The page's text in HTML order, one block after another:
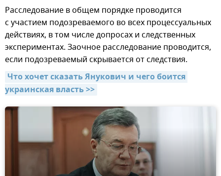
Расследование в общем порядке проводится
с участием подозреваемого во всех процессуальных
действиях, в том числе допросах и следственных
экспериментах. Заочное расследование проводится,
если подозреваемый скрывается от следствия.
Что хочет сказать Янукович и чего боится
украинская власть >>